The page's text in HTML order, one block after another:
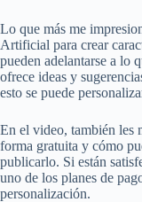
Lo que más me
Artificial para crear
pueden adelantarse a lo
ofrece ideas y
esto se puede
En el video, también les
forma gratuita y cómo
publicarlo. Si están
uno de los planes de
personalización.